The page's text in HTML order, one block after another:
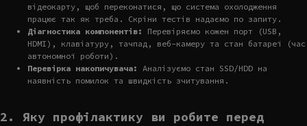
відеокарту, щоб переконатися, що система охолодження
працює так як треба. Скріни тестів надаємо по запиту.
Діагностика компонентів:
Перевіряємо кожен порт (USB,
HDMI), клавіатуру, тачпад, веб-камеру та стан батареї (час
автономної роботи).
Перевірка накопичувача:
Аналізуємо стан SSD/HDD на
наявність помилок та швидкість зчитування.
2. Яку профілактику ви робите перед